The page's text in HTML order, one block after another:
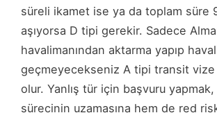
süreli ikamet ise ya da toplam süre
aşıyorsa D tipi gerekir. Sadece
havalimanından aktarma yapıp
geçmeyecekseniz A tipi transit
olur. Yanlış tür için başvuru
sürecinin uzamasına hem de red